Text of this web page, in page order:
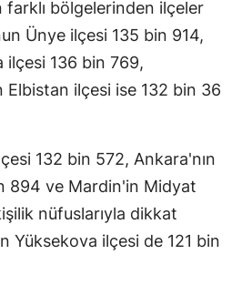
bölgelerinden ilçeler
Ünye ilçesi 135 bin 914,
ilçesi 136 bin 769,
Elbistan ilçesi ise 132 bin 36
132 bin 572, Ankara'nın
894 ve Mardin'in Midyat
nüfuslarıyla dikkat
Yüksekova ilçesi de 121 bin